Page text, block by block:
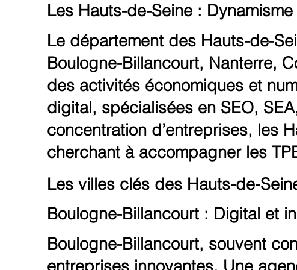
Les Hauts-de-Seine :
Le département des Hauts-de-
Boulogne-Billancourt, Nanterre,
des activités économiques et
digital, spécialisées en SEO,
concentration d’entreprises, les
cherchant à accompagner les
Les villes clés des Hauts-de-
Boulogne-Billancourt : Digital et
Boulogne-Billancourt, souvent
entreprises innovantes. Une